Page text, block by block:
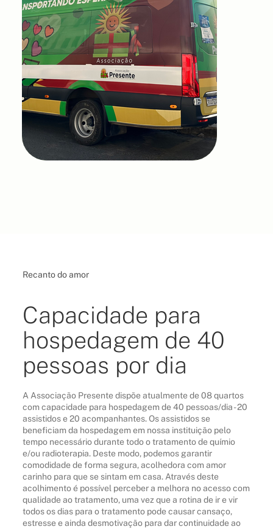
Recanto do amor
Capacidade para
hospedagem de 40
pessoas por dia
A Associação Presente dispõe atualmente de 08 quartos
com capacidade para hospedagem de 40 pessoas/dia - 20
assistidos e 20 acompanhantes. Os assistidos se
beneficiam da hospedagem em nossa instituição pelo
tempo necessário durante todo o tratamento de químio
e/ou radioterapia. Deste modo, podemos garantir
comodidade de forma segura, acolhedora com amor
carinho para que se sintam em casa. Através deste
acolhimento é possível perceber a melhora no acesso com
qualidade ao tratamento, uma vez que a rotina de ir e vir
todos os dias para o tratamento pode causar cansaço,
estresse e ainda desmotivação para dar continuidade ao